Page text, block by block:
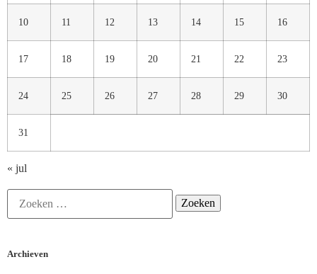
10 11 12 13 14 15 16
17 18 19 20 21 22 23
24 25 26 27 28 29 30
31
« jul
Archieven